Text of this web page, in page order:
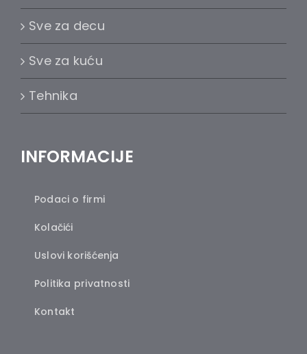
Sve za decu
Sve za kuću
Tehnika
INFORMACIJE
Podaci o firmi
Kolačići
Uslovi korišćenja
Politika privatnosti
Kontakt